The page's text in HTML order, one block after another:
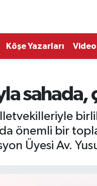
Köşe Yazarları
sahada,
önemli bir
Üyesi Av.